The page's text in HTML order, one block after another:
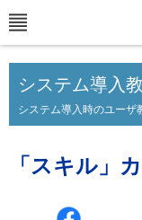
システム導入
システム導入時のユーザ
「スキル」